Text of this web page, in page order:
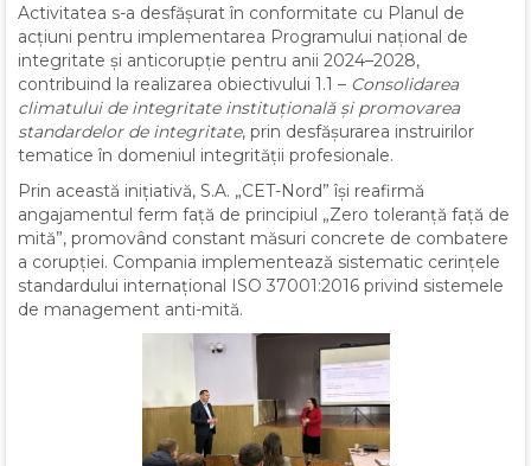
Activitatea s-a desfășurat în conformitate cu Planul de
acțiuni pentru implementarea Programului național de
integritate și anticorupție pentru anii 2024–2028,
contribuind la realizarea obiectivului 1.1 – Consolidarea
climatului de integritate instituțională și promovarea
standardelor de integritate, prin desfășurarea instruirilor
tematice în domeniul integrității profesionale.
Prin această inițiativă, S.A. „CET-Nord” își reafirmă
angajamentul ferm față de principiul „Zero toleranță față de
mită”, promovând constant măsuri concrete de combatere
a corupției. Compania implementează sistematic cerințele
standardului internațional ISO 37001:2016 privind sistemele
de management anti-mită.